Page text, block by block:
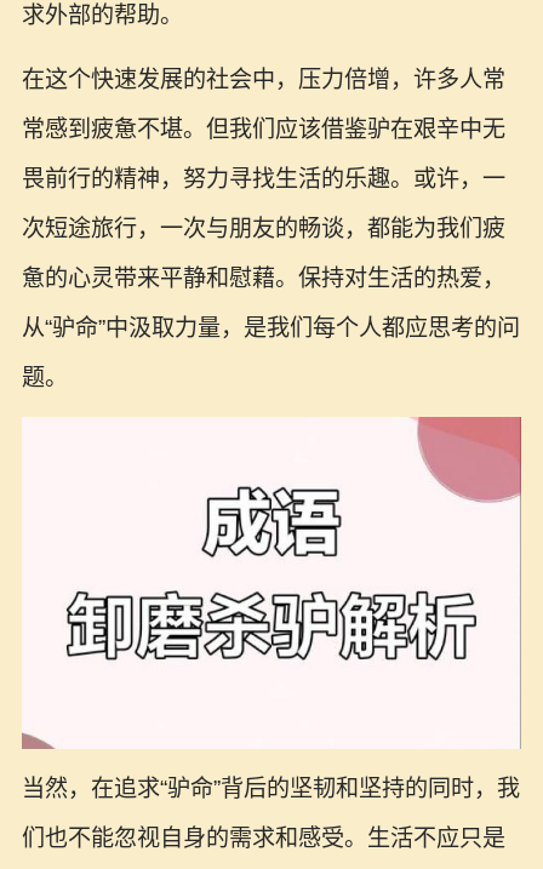
求外部的帮助。
在这个快速发展的社会中，压力倍增，许多人常
常感到疲惫不堪。但我们应该借鉴驴在艰辛中无
畏前行的精神，努力寻找生活的乐趣。或许，一
次短途旅行，一次与朋友的畅谈，都能为我们疲
惫的心灵带来平静和慰藉。保持对生活的热爱，
从“驴命”中汲取力量，是我们每个人都应思考的问
题。
当然，在追求“驴命”背后的坚韧和坚持的同时，我
们也不能忽视自身的需求和感受。生活不应只是